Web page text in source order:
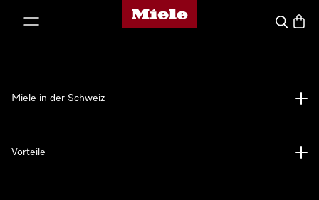
Miele-Homepage
Suche
Miele in der Schweiz
Vorteile